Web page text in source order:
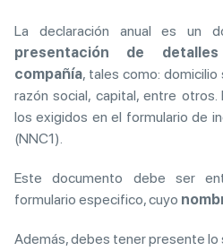
La declaración anual es un
presentación de
compañía, tales como:
razón social, capital, entre otros.
los exigidos en el formulario de
(NNC1).
Este documento debe ser
formulario especifico, cuyo
Además, debes tener presente lo